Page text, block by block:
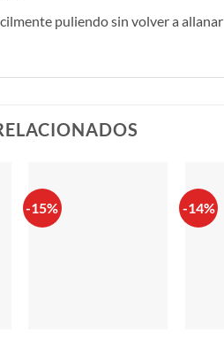
puliendo sin volver a allanar
-15% -14%